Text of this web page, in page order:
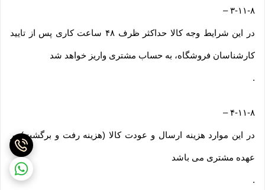
۳-۱۱-۸–
در این شرایط وجه کالا حداکثر ظرف ۴۸ ساعت کاری پس از تایید
کارشناسان فروشگاه، به حساب مشتری واریز خواهد شد
.
۴-۱۱-۸–
در این موارد هزینه ارسال و عودت کالا (هزینه رفت و برگشت) بر
عهده مشتری می باشد
.